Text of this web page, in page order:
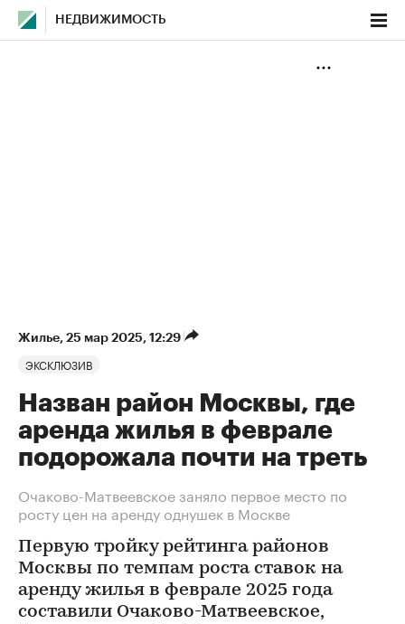
НЕДВИЖИМОСТЬ
Жилье⁠, 25 мар 2025, 12:29
ЭКСКЛЮЗИВ
Назван район Москвы, где
аренда жилья в феврале
подорожала почти на треть
Очаково-Матвеевское заняло первое место по
росту цен на аренду однушек в Москве
Первую тройку рейтинга районов
Москвы по темпам роста ставок на
аренду жилья в феврале 2025 года
составили Очаково-Матвеевское,